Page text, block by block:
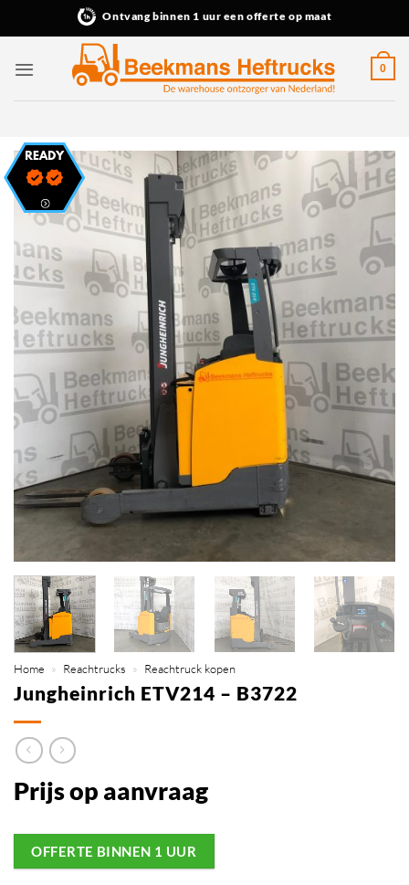
Ontvang binnen 1 uur een offerte op maat
0
Home » Reachtrucks » Reachtruck kopen
Jungheinrich ETV214 – B3722
Prijs op aanvraag
OFFERTE BINNEN 1 UUR